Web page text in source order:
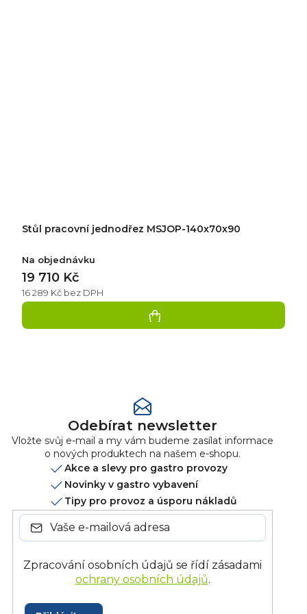
Stůl pracovní jednodřez MSJOP-140x70x90
Na objednávku
16 289 Kč bez DPH
19 710 Kč
Odebírat newsletter
Vložte svůj e-mail a my vám budeme zasílat informace
o nových produktech na našem e-shopu.
Akce a slevy pro gastro provozy
Novinky v gastro vybavení
Tipy pro provoz a úsporu nákladů
Zpracování osobních údajů se řídí zásadami
ochrany osobních údajů.